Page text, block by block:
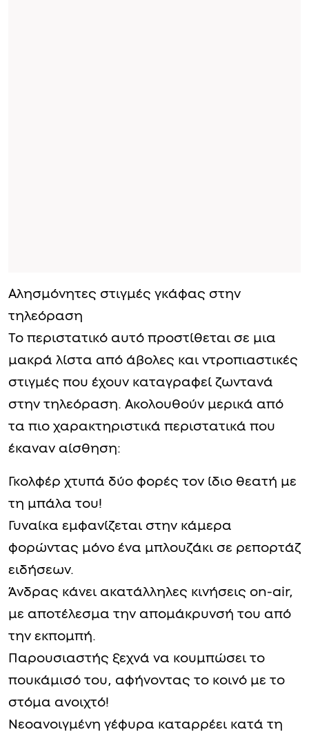
Αλησμόνητες στιγμές γκάφας στην
τηλεόραση
Το περιστατικό αυτό προστίθεται σε μια
μακρά λίστα από άβολες και ντροπιαστικές
στιγμές που έχουν καταγραφεί ζωντανά
στην τηλεόραση. Ακολουθούν μερικά από
τα πιο χαρακτηριστικά περιστατικά που
έκαναν αίσθηση:
Γκολφέρ χτυπά δύο φορές τον ίδιο θεατή με
τη μπάλα του!
Γυναίκα εμφανίζεται στην κάμερα
φορώντας μόνο ένα μπλουζάκι σε ρεπορτάζ
ειδήσεων.
Άνδρας κάνει ακατάλληλες κινήσεις on-air,
με αποτέλεσμα την απομάκρυνσή του από
την εκπομπή.
Παρουσιαστής ξεχνά να κουμπώσει το
πουκάμισό του, αφήνοντας το κοινό με το
στόμα ανοιχτό!
Νεοανοιγμένη γέφυρα καταρρέει κατά τη